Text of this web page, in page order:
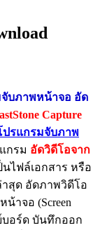
จับภาพหน้าจอ อัด
Capture
ปรแกรมจับภาพ
แกรม อัดวิดีโอจาก
ไฟล์เอกสาร หรือ
าสุด อัดภาพวิดีโอ
าจอ (Screen
บอร์ด บันทึกออก